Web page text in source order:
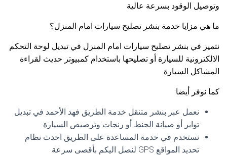
وتوصيل الوقود بسرعة عالية
ما هي مزايا خدمة بنشر تصليح سيارات امام المنزل؟
نتميز في بنشر تصليح سيارات امام المنزل في تبديل لوحة التحكم
الالكترونية للسيارة أو تصليحها باستخدام كمبيوتر حديث لقراءة
المشاكل السيارة
كما نوفر أيضا:
نعمل عبر بنشر متنقل خدمة الطريق فهد الأحمد في تبديل
تواير أو صيانة الجنط أو رنجات وترصيص السيارة
نستخدم في خدمة المساعدة على الطريق احدث نظام
تحديد المواقع GPS لنصل اليكم بأقصى سرعة